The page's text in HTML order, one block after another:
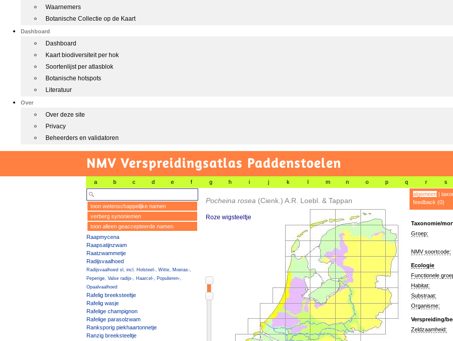
Waarnemers
Botanische Collectie op de Kaart
Dashboard
Dashboard
Kaart biodiversiteit per hok
Soortenlijst per atlasblok
Botanische hotspots
Literatuur
Over
Over deze site
Privacy
Beheerders en validatoren
NMV Verspreidingsatlas Paddenstoelen
a b c d e f g h i j k l m n o p q r s
toon wetenschappelijke namen
verberg synoniemen
toon alleen geaccepteerde namen
Raapmycena
Raapsatijnzwam
Raatzwammetje
Radijsvaalhoed
Radijsvaalhoed sl, incl. Holsteel-, Witte, Moeras-,
Peperige, Valse radijs-, Haarcel-, Populieren-,
Opaalvaalhoed
Rafelig breeksteeltje
Rafelig wasje
Rafelige champignon
Rafelige parasolzwam
Ranksporig piekhaartonnetje
Ranzig breeksteeltje
Pocheina rosea (Cienk.) A.R. Loebl. & Tappan
Roze wigsteeltje
algemeen|
feedback (0)
Taxonomie/
Groep:
NMV soortcode:
Ecologie
Functionele
Habitat:
Substraat:
Organisme:
Verspreiding/
Zeldzaamheid: